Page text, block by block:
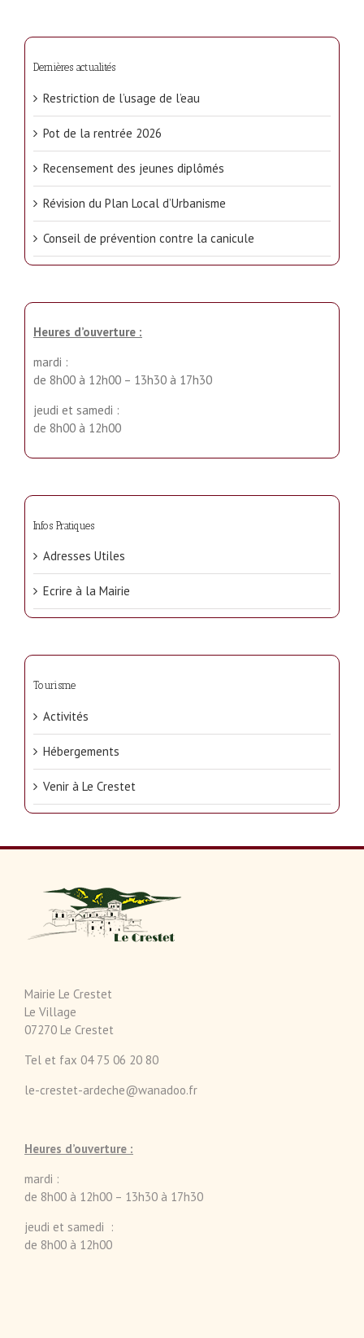
Dernières actualités
Restriction de l’usage de l’eau
Pot de la rentrée 2026
Recensement des jeunes diplômés
Révision du Plan Local d’Urbanisme
Conseil de prévention contre la canicule
Heures d’ouverture :
mardi :
de 8h00 à 12h00 – 13h30 à 17h30
jeudi et samedi :
de 8h00 à 12h00
Infos Pratiques
Adresses Utiles
Ecrire à la Mairie
Tourisme
Activités
Hébergements
Venir à Le Crestet
Mairie Le Crestet
Le Village
07270 Le Crestet
Tel et fax 04 75 06 20 80
le-crestet-ardeche@wanadoo.fr
Heures d’ouverture :
mardi :
de 8h00 à 12h00 – 13h30 à 17h30
jeudi et samedi :
de 8h00 à 12h00